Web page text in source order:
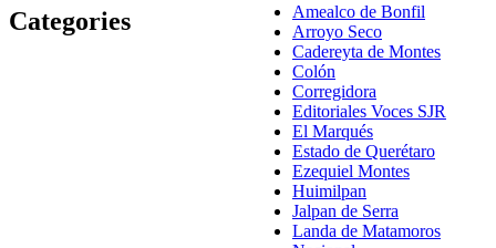
Categories
Amealco de Bonfil
Arroyo Seco
Cadereyta de Montes
Colón
Corregidora
Editoriales Voces SJR
El Marqués
Estado de Querétaro
Ezequiel Montes
Huimilpan
Jalpan de Serra
Landa de Matamoros